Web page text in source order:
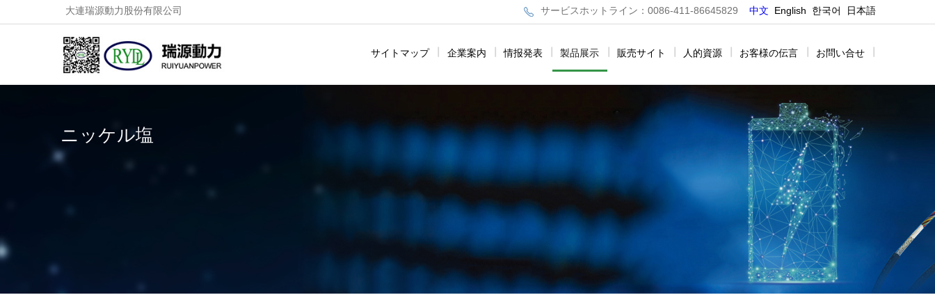
中文 English 한국어 日本語
大連瑞源動力股份有限公司 サービスホットライン：0086-411-86645829
サイトマップ 企業案内 情报発表 製品展示 販売サイト 人的資源 お客様の伝言 お問い合せ
ニッケル塩